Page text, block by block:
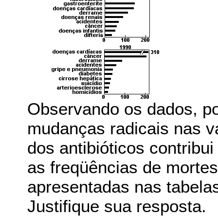
Observando os dados,
mudanças radicais nas
dos antibióticos
as freqüências de
apresentadas nas
Justifique sua resposta.